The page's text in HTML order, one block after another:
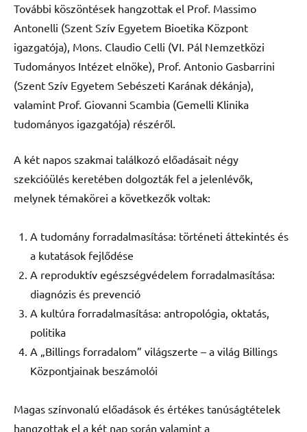
További köszöntések hangzottak el Prof. Massimo
Antonelli (Szent Szív Egyetem Bioetika Központ
igazgatója), Mons. Claudio Celli (VI. Pál Nemzetközi
Tudományos Intézet elnöke), Prof. Antonio Gasbarrini
(Szent Szív Egyetem Sebészeti Karának dékánja),
valamint Prof. Giovanni Scambia (Gemelli Klinika
tudományos igazgatója) részéről.
A két napos szakmai találkozó előadásait négy
szekcióülés keretében dolgozták fel a jelenlévők,
melynek témakörei a következők voltak:
A tudomány forradalmasítása: történeti áttekintés és
a kutatások fejlődése
A reproduktív egészségvédelem forradalmasítása:
diagnózis és prevenció
A kultúra forradalmasítása: antropológia, oktatás,
politika
A „Billings forradalom” világszerte – a világ Billings
Központjainak beszámolói
Magas színvonalú előadások és értékes tanúságtételek
hangzottak el a két nap során valamint a